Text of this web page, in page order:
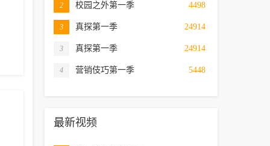
2 校园之外第一季 4498
3 真探第一季 24914
3 真探第一季 24914
4 营销伎巧第一季 5448
最新视频